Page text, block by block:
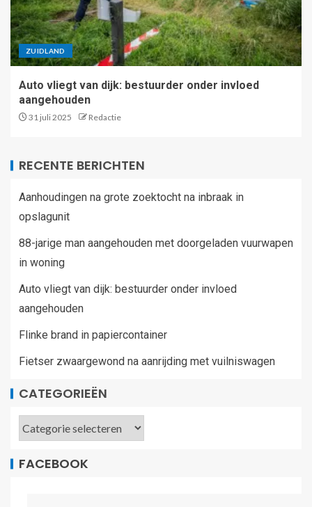
ZUIDLAND
Auto vliegt van dijk: bestuurder onder invloed
aangehouden
31 juli 2025 Redactie
RECENTE BERICHTEN
Aanhoudingen na grote zoektocht na inbraak in
opslagunit
88-jarige man aangehouden met doorgeladen vuurwapen
in woning
Auto vliegt van dijk: bestuurder onder invloed
aangehouden
Flinke brand in papiercontainer
Fietser zwaargewond na aanrijding met vuilniswagen
CATEGORIEËN
FACEBOOK